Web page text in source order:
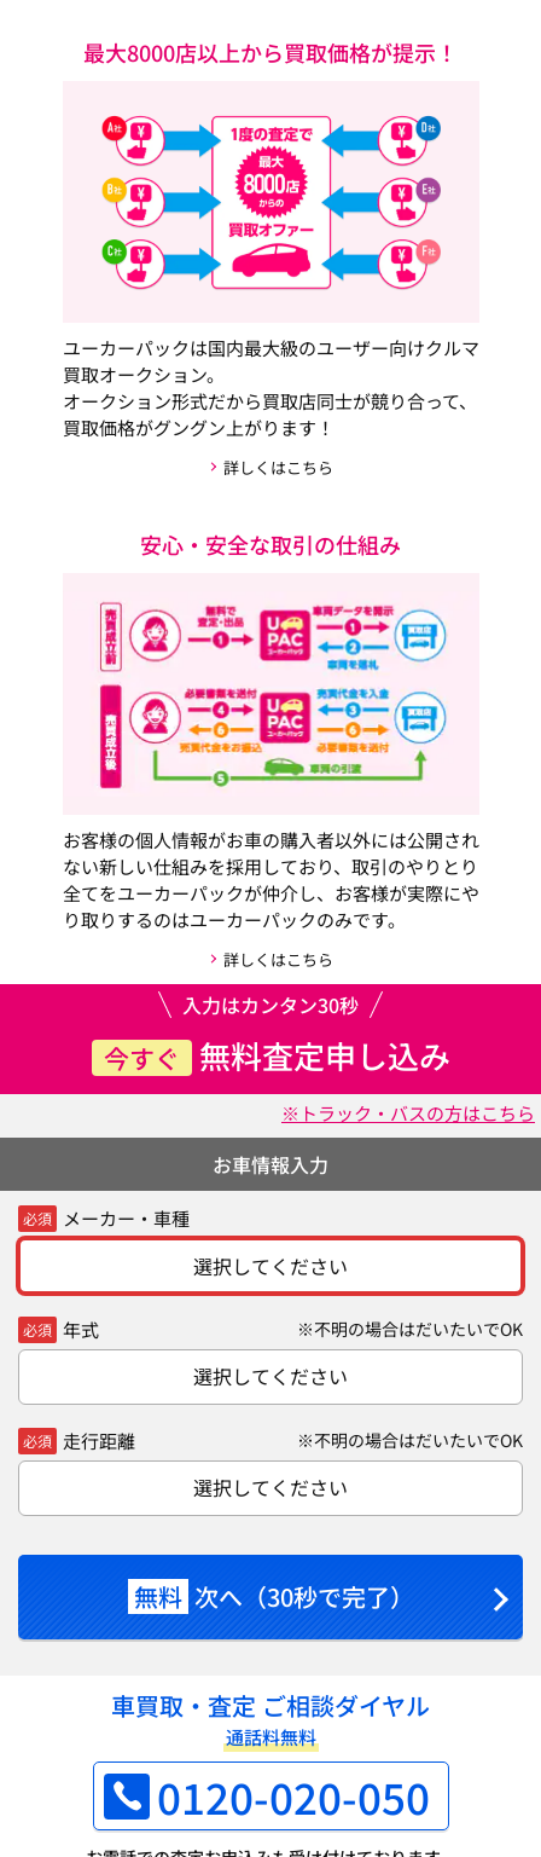
最大8000店以上から買取価格が提示！
ユーカーパックは国内最大級のユーザー向けクルマ
買取オークション。
オークション形式だから買取店同士が競り合って、
買取価格がグングン上がります！
詳しくはこちら
安心・安全な取引の仕組み
お客様の個人情報がお車の購入者以外には公開され
ない新しい仕組みを採用しており、取引のやりとり
全てをユーカーパックが仲介し、お客様が実際にや
り取りするのはユーカーパックのみです。
詳しくはこちら
入力はカンタン30秒
今すぐ 無料査定申し込み
※トラック・バスの方はこちら
お車情報入力
必須 メーカー・車種
選択してください
必須 年式 ※不明の場合はだいたいでOK
選択してください
必須 走行距離 ※不明の場合はだいたいでOK
選択してください
無料 次へ（30秒で完了）
車買取・査定 ご相談ダイヤル
通話料無料
0120-020-050